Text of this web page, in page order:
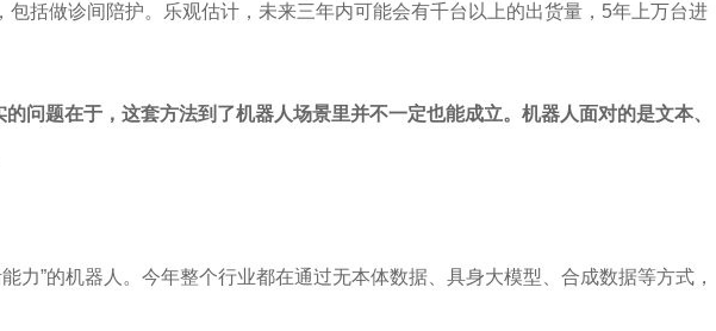
括做诊间陪护。乐观估计，未来三年内可能会有千台以上的出货量，5年上万台进
题在于，这套方法到了机器人场景里并不一定也能成立。机器人面对的是文本、
”的机器人。今年整个行业都在通过无本体数据、具身大模型、合成数据等方式，